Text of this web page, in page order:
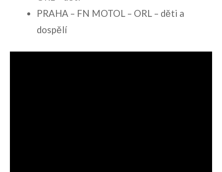
PRAHA – FN MOTOL – ORL – děti a
dospělí